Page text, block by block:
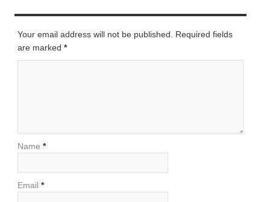
Your email address will not be published. Required fields
are marked *
Name *
Email *